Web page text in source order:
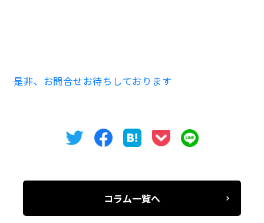
是非、お問合せお待ちしております
コラム一覧へ